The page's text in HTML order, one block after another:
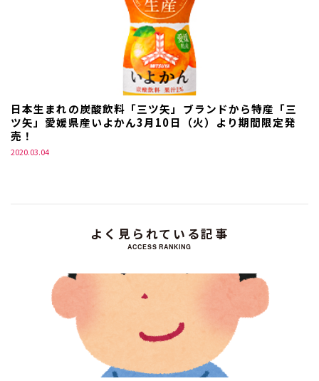
日本生まれの炭酸飲料「三ツ矢」ブランドから特産「三
ツ矢」愛媛県産いよかん3月10日（火）より期間限定発
売！
2020.03.04
よく見られている記事
ACCESS RANKING